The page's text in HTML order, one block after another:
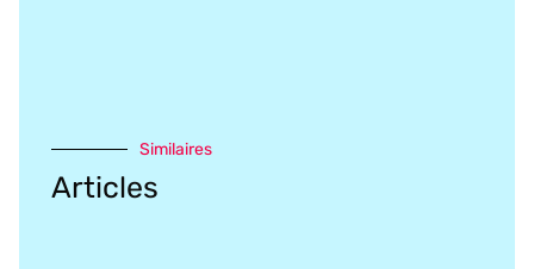
Similaires
Articles